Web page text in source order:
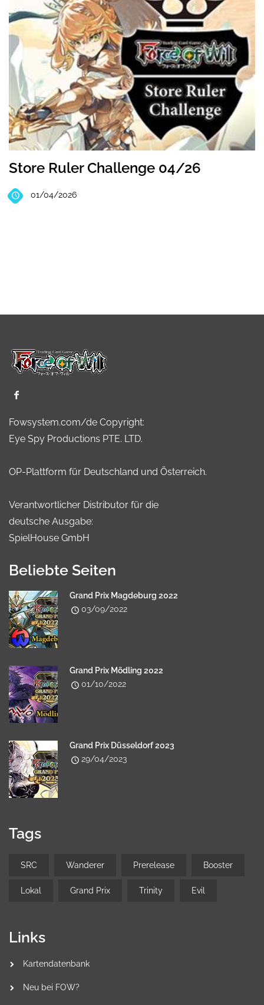
Store Ruler Challenge 04/26
01/04/2026
Fowsystem.com/de Copyright:
Eye Spy Productions PTE. LTD.
OP-Plattform für Deutschland und Österreich.
Verantwortlicher Distributor für die
deutsche Ausgabe:
SpielHouse GmbH
Beliebte Seiten
Grand Prix Magdeburg 2022
03/09/2022
Grand Prix Mödling 2022
01/10/2022
Grand Prix Düsseldorf 2023
29/04/2023
Tags
SRC Wanderer Prerelease Booster
Lokal Grand Prix Trinity Evil
Links
Kartendatenbank
Neu bei FOW?